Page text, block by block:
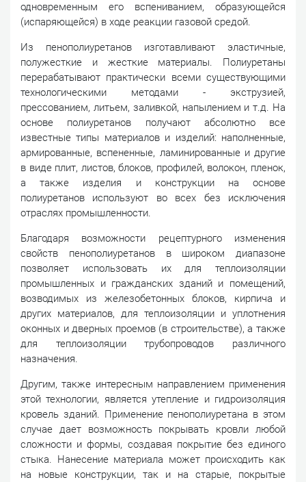
одновременным его вспениванием, образующейся
(испаряющейся) в ходе реакции газовой средой.
Из пенополиуретанов изготавливают эластичные,
полужесткие и жесткие материалы. Полиуретаны
перерабатывают практически всеми существующими
технологическими методами - экструзией,
прессованием, литьем, заливкой, напылением и т.д. На
основе полиуретанов получают абсолютно все
известные типы материалов и изделий: наполненные,
армированные, вспененные, ламинированные и другие
в виде плит, листов, блоков, профилей, волокон, пленок,
а также изделия и конструкции на основе
полиуретанов используют во всех без исключения
отраслях промышленности.
Благодаря возможности рецептурного изменения
свойств пенополиуретанов в широком диапазоне
позволяет использовать их для теплоизоляции
промышленных и гражданских зданий и помещений,
возводимых из железобетонных блоков, кирпича и
других материалов, для теплоизоляции и уплотнения
оконных и дверных проемов (в строительстве), а также
для теплоизоляции трубопроводов различного
назначения.
Другим, также интересным направлением применения
этой технологии, является утепление и гидроизоляция
кровель зданий. Применение пенополиуретана в этом
случае дает возможность покрывать кровли любой
сложности и формы, создавая покрытие без единого
стыка. Нанесение материала может происходить как
на новые конструкции, так и на старые, покрытые